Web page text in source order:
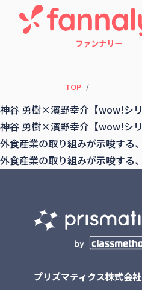
TOP
神谷 勇樹×濱野幸介【wow!シリ
神谷 勇樹×濱野幸介【wow!シリ
外食産業の取り組みが示唆する
外食産業の取り組みが示唆する
プリズマティクス株式会社